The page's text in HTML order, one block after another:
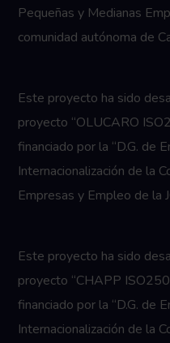
Pequeñas y Medianas
comunidad autónoma de
Este proyecto ha sido
proyecto “OLUCARO
financiado por la “D.G. de
Internacionalización de la
Empresas y Empleo de la
Este proyecto ha sido
proyecto “CHAPP
financiado por la “D.G. de
Internacionalización de la